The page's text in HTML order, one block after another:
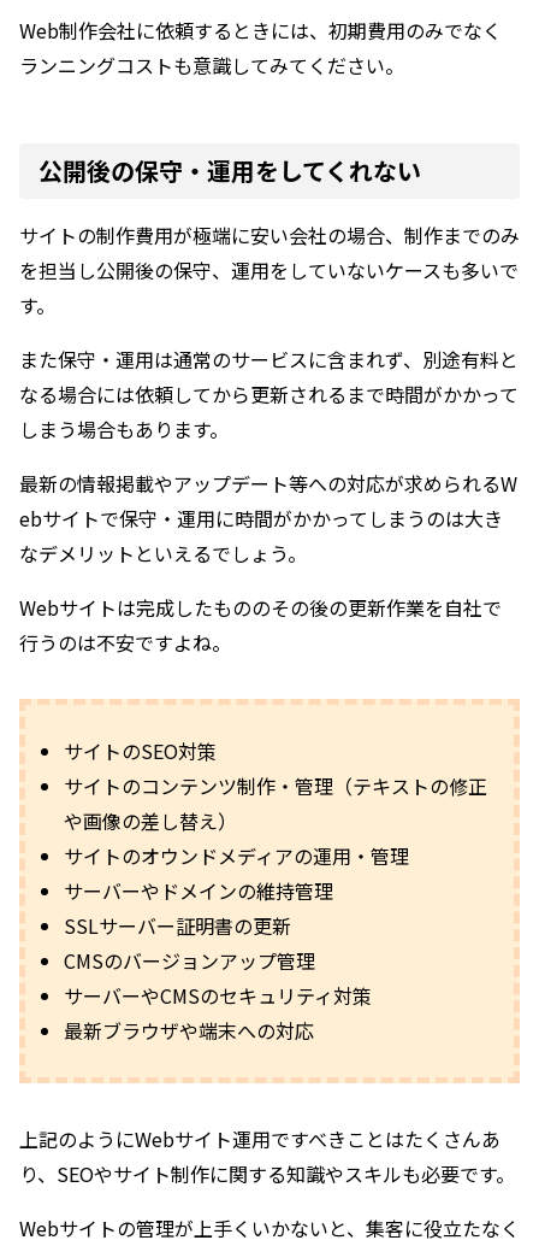
Web制作会社に依頼するときには、初期費用のみでなく
ランニングコストも意識してみてください。
公開後の保守・運用をしてくれない
サイトの制作費用が極端に安い会社の場合、制作までのみ
を担当し公開後の保守、運用をしていないケースも多いで
す。
また保守・運用は通常のサービスに含まれず、別途有料と
なる場合には依頼してから更新されるまで時間がかかって
しまう場合もあります。
最新の情報掲載やアップデート等への対応が求められるW
ebサイトで保守・運用に時間がかかってしまうのは大き
なデメリットといえるでしょう。
Webサイトは完成したもののその後の更新作業を自社で
行うのは不安ですよね。
サイトのSEO対策
サイトのコンテンツ制作・管理（テキストの修正
や画像の差し替え）
サイトのオウンドメディアの運用・管理
サーバーやドメインの維持管理
SSLサーバー証明書の更新
CMSのバージョンアップ管理
サーバーやCMSのセキュリティ対策
最新ブラウザや端末への対応
上記のようにWebサイト運用ですべきことはたくさんあ
り、SEOやサイト制作に関する知識やスキルも必要です。
Webサイトの管理が上手くいかないと、集客に役立たなく